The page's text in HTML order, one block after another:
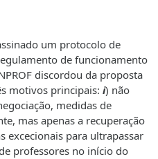
um protocolo de
de funcionamento
discordou da proposta
motivos principais: i) não
medidas de
mas apenas a recuperação
excecionais para ultrapassar
professores no início do